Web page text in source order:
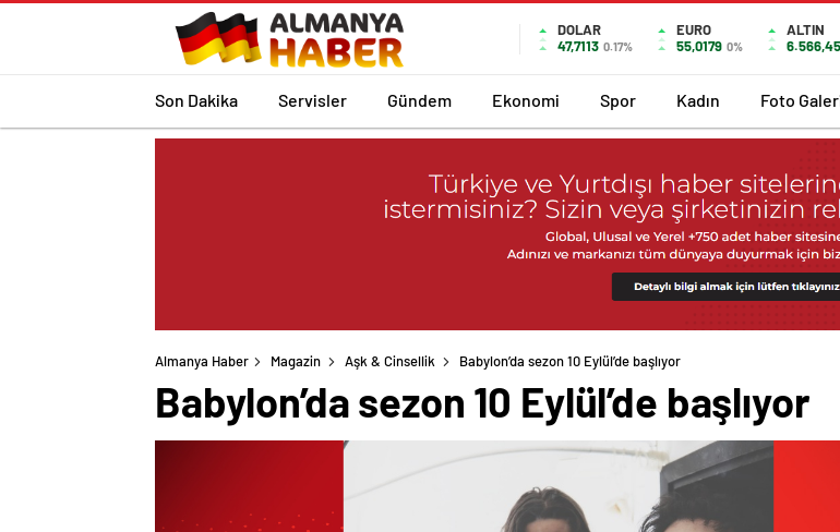
DOLAR
47,7113 0.17%
EURO
55,0179 0%
ALTIN
6.566,45
Son Dakika Servisler Gündem Ekonomi Spor Kadın Foto
Almanya Haber Magazin Aşk & Cinsellik Babylon’da sezon 10 Eylül’de başlıyor
Babylon’da sezon 10 Eylül’de başlıyor